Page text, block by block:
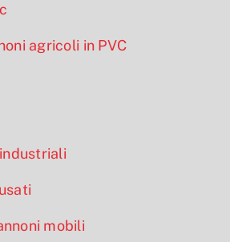
agricoli in PVC
mobili